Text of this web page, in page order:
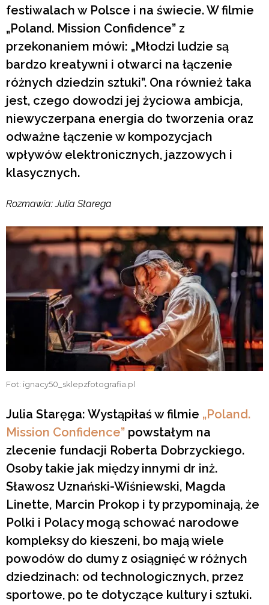
festiwalach w Polsce i na świecie. W filmie
„Poland. Mission Confidence” z
przekonaniem mówi: „Młodzi ludzie są
bardzo kreatywni i otwarci na łączenie
różnych dziedzin sztuki”. Ona również taka
jest, czego dowodzi jej życiowa ambicja,
niewyczerpana energia do tworzenia oraz
odważne łączenie w kompozycjach
wpływów elektronicznych, jazzowych i
klasycznych.
Rozmawia: Julia Starega
Fot: ignacy50_sklepzfotografia.pl
Julia Staręga: Wystąpiłaś w filmie „Poland.
Mission Confidence” powstałym na
zlecenie fundacji Roberta Dobrzyckiego.
Osoby takie jak między innymi dr inż.
Sławosz Uznański-Wiśniewski, Magda
Linette, Marcin Prokop i ty przypominają, że
Polki i Polacy mogą schować narodowe
kompleksy do kieszeni, bo mają wiele
powodów do dumy z osiągnięć w różnych
dziedzinach: od technologicznych, przez
sportowe, po te dotyczące kultury i sztuki.